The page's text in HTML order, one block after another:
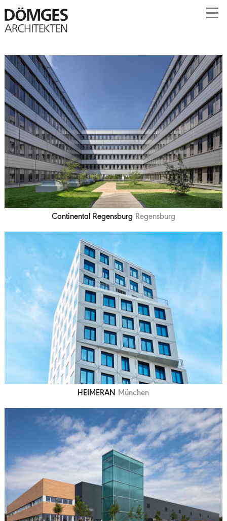
Continental Regensburg Regensburg
HEIMERAN München